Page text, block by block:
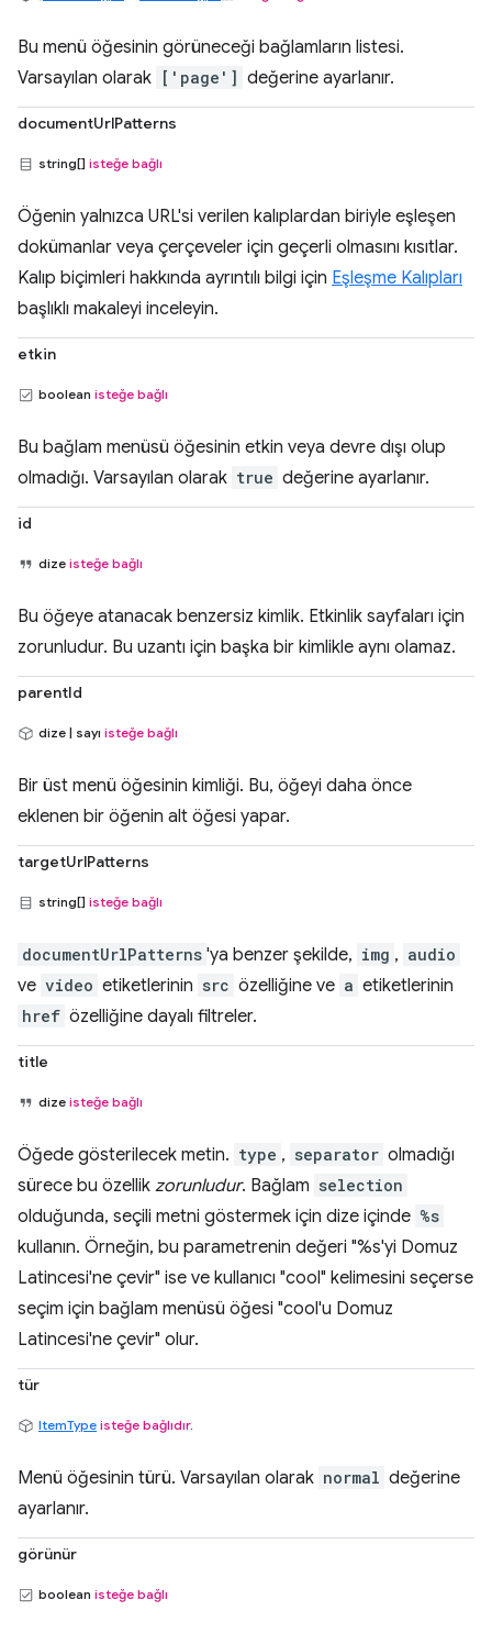
Bu menü öğesinin görüneceği bağlamların listesi.
Varsayılan olarak ['page'] değerine ayarlanır.
documentUrlPatterns
string[] isteğe bağlı
Öğenin yalnızca URL'si verilen kalıplardan biriyle eşleşen
dokümanlar veya çerçeveler için geçerli olmasını kısıtlar.
Kalıp biçimleri hakkında ayrıntılı bilgi için Eşleşme Kalıpları
başlıklı makaleyi inceleyin.
etkin
boolean isteğe bağlı
Bu bağlam menüsü öğesinin etkin veya devre dışı olup
olmadığı. Varsayılan olarak true değerine ayarlanır.
id
dize isteğe bağlı
Bu öğeye atanacak benzersiz kimlik. Etkinlik sayfaları için
zorunludur. Bu uzantı için başka bir kimlikle aynı olamaz.
parentId
dize | sayı isteğe bağlı
Bir üst menü öğesinin kimliği. Bu, öğeyi daha önce
eklenen bir öğenin alt öğesi yapar.
targetUrlPatterns
string[] isteğe bağlı
documentUrlPatterns 'ya benzer şekilde, img , audio
ve video etiketlerinin src özelliğine ve a etiketlerinin
href özelliğine dayalı filtreler.
title
dize isteğe bağlı
Öğede gösterilecek metin. type , separator olmadığı
sürece bu özellik zorunludur. Bağlam selection
olduğunda, seçili metni göstermek için dize içinde %s
kullanın. Örneğin, bu parametrenin değeri "%s'yi Domuz
Latincesi'ne çevir" ise ve kullanıcı "cool" kelimesini seçerse
seçim için bağlam menüsü öğesi "cool'u Domuz
Latincesi'ne çevir" olur.
tür
ItemType isteğe bağlıdır.
Menü öğesinin türü. Varsayılan olarak normal değerine
ayarlanır.
görünür
boolean isteğe bağlı